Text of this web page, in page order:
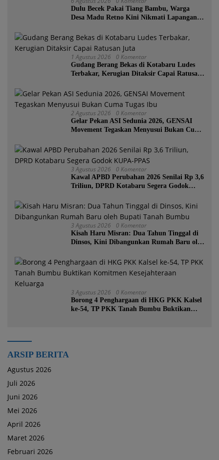
Dulu Becek Pakai Tiang Bambu, Warga
Desa Madu Retno Kini Nikmati Lapangan
Tanah Bumbu
1 Agustus 2026 0 Komentar
Gudang Berang Bekas di Kotabaru Ludes
Terbakar, Kerugian Ditaksir Capai Ratusan
2 Agustus 2026 0 Komentar
Gelar Pekan ASI Sedunia 2026, GENSAI
Movement Tegaskan Menyusui Bukan Cuma
3 Agustus 2026 0 Komentar
Kawal APBD Perubahan 2026 Senilai Rp 3,6
Triliun, DPRD Kotabaru Segera Godok
3 Agustus 2026 0 Komentar
Kisah Haru Misran: Dua Tahun Tinggal di
Dinsos, Kini Dibangunkan Rumah Baru oleh
3 Agustus 2026 0 Komentar
Borong 4 Penghargaan di HKG PKK Kalsel
ke-54, TP PKK Tanah Bumbu Buktikan
ARSIP BERITA
Agustus 2026
Juli 2026
Juni 2026
Mei 2026
April 2026
Maret 2026
Februari 2026